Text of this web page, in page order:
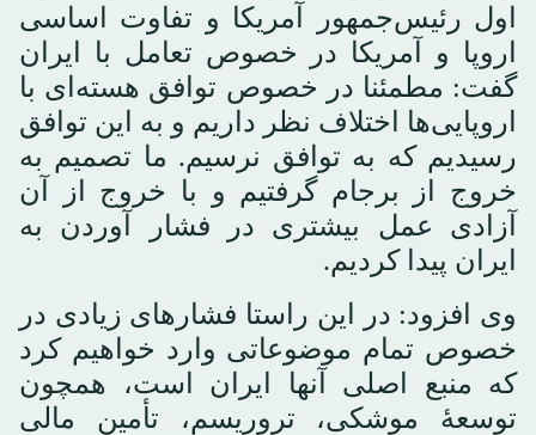
اول رئیس‌جمهور آمریکا و تفاوت اساسی
اروپا و آمریکا در خصوص تعامل با ایران
گفت: مطمئنا در خصوص توافق هسته‌ای با
اروپایی‌ها اختلاف نظر داریم و به این توافق
رسیدیم که به توافق نرسیم. ما تصمیم به
خروج از برجام گرفتیم و با خروج از آن
آزادی عمل بیشتری در فشار آوردن به
ایران پیدا کردیم.
وی افزود: در این راستا فشارهای زیادی در
خصوص تمام موضوعاتی وارد خواهیم کرد
که منبع اصلی آنها ایران است، همچون
توسعۀ موشکی، تروریسم، تأمین مالی